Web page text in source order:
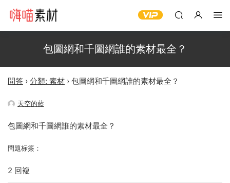
包圖網和千圖網誰的素材最全？
問答 › 分類: 素材 › 包圖網和千圖網誰的素材最全？
天空的藍
包圖網和千圖網誰的素材最全？
問題标簽：
2 回複